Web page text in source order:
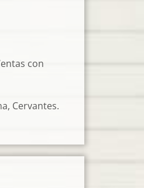
con
Cervantes.